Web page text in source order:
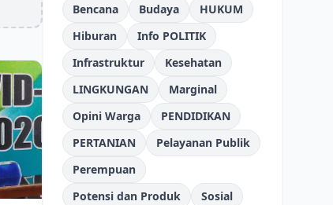
Bencana Budaya
HUKUM
Hiburan
Info POLITIK
Infrastruktur
Kesehatan
LINGKUNGAN
Marginal
Opini Warga
PENDIDIKAN
PERTANIAN
Pelayanan Publik
Perempuan
Potensi dan Produk
Sosial